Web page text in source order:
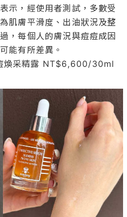
示，經使用者測試，多數受
肌膚平滑度、出油狀況及整
，每個人的膚況與痘痘成因
能有所差異。
煥采精露 NT$6,600/30ml